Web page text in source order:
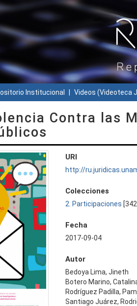
Institucional Videos (Videoteca
Contra las
URI
http://
Colecciones
2. Participaciones
Fecha
2017-09-04
Autor
Bedoya Lima, Jineth
Botero Marino,
Rodríguez Padilla,
Santiago Juárez,